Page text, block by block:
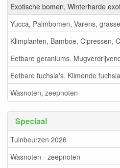
Exotische bomen, Winterharde
Yucca, Palmbomen, Varens,
Klimplanten, Bamboe, Cipressen,
Eetbare geraniums.
Eetbare fuchsia's. Klimende
Wasnoten, zeepnoten
Speciaal
Tuinbeurzen 2026
Wasnoten - zeepnoten